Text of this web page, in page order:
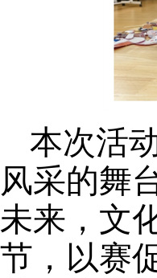
本次活
风采的舞
未来 ， 文
节，以赛